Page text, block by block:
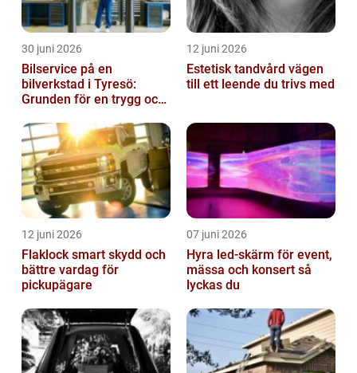
30 juni 2026
Bilservice på en
bilverkstad i Tyresö:
Grunden för en trygg och
12 juni 2026
Estetisk tandvård vägen
till ett leende du trivs med
12 juni 2026
Flaklock smart skydd och
bättre vardag för
pickupägare
07 juni 2026
Hyra led-skärm för event,
mässa och konsert så
lyckas du